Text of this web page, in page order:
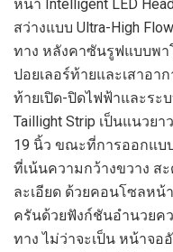
หน้า Intelligent LED
สว่างแบบ Ultra-High
ทาง หลังคาซันรูฟแบบพา
ปอยเลอร์ท้ายและเสาอา
ท้ายเปิด-ปิดไฟฟ้าและระ
Taillight Strip เป็นแนวย
19 นิ้ว ขณะที่การออกแบ
ที่เน้นความกว้างขวาง ส
ละเอียด ด้วยคอนโซลหน้
ครันด้วยฟังก์ชันอำนวยค
ทาง ไม่ว่าจะเป็น หน้าจอ